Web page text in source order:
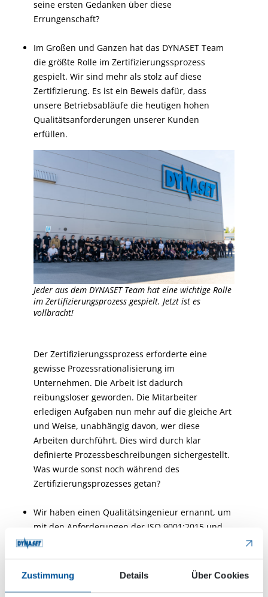
Zustimmung Details Über Cookies
seine ersten Gedanken über diese
Errungenschaft?
Im Großen und Ganzen hat das DYNASET Team
die größte Rolle im Zertifizierungssprozess
gespielt. Wir sind mehr als stolz auf diese
Zertifizierung. Es ist ein Beweis dafür, dass
unsere Betriebsabläufe die heutigen hohen
Qualitätsanforderungen unserer Kunden
erfüllen.
Jeder aus dem DYNASET Team hat eine wichtige Rolle
im Zertifizierungsprozess gespielt. Jetzt ist es
vollbracht!
Der Zertifizierungssprozess erforderte eine
gewisse Prozessrationalisierung im
Unternehmen. Die Arbeit ist dadurch
reibungsloser geworden. Die Mitarbeiter
erledigen Aufgaben nun mehr auf die gleiche Art
und Weise, unabhängig davon, wer diese
Arbeiten durchführt. Dies wird durch klar
definierte Prozessbeschreibungen sichergestellt.
Was wurde sonst noch während des
Zertifizierungsprozesses getan?
Wir haben einen Qualitätsingenieur ernannt, um
mit den Anforderungen der ISO 9001:2015 und
dessen Umsetzung in der Praxis Schritt zu halten.
das aus den für unsere Arbeitsprozesse
verantwortlichen Mitarbeitern besteht. Dieses